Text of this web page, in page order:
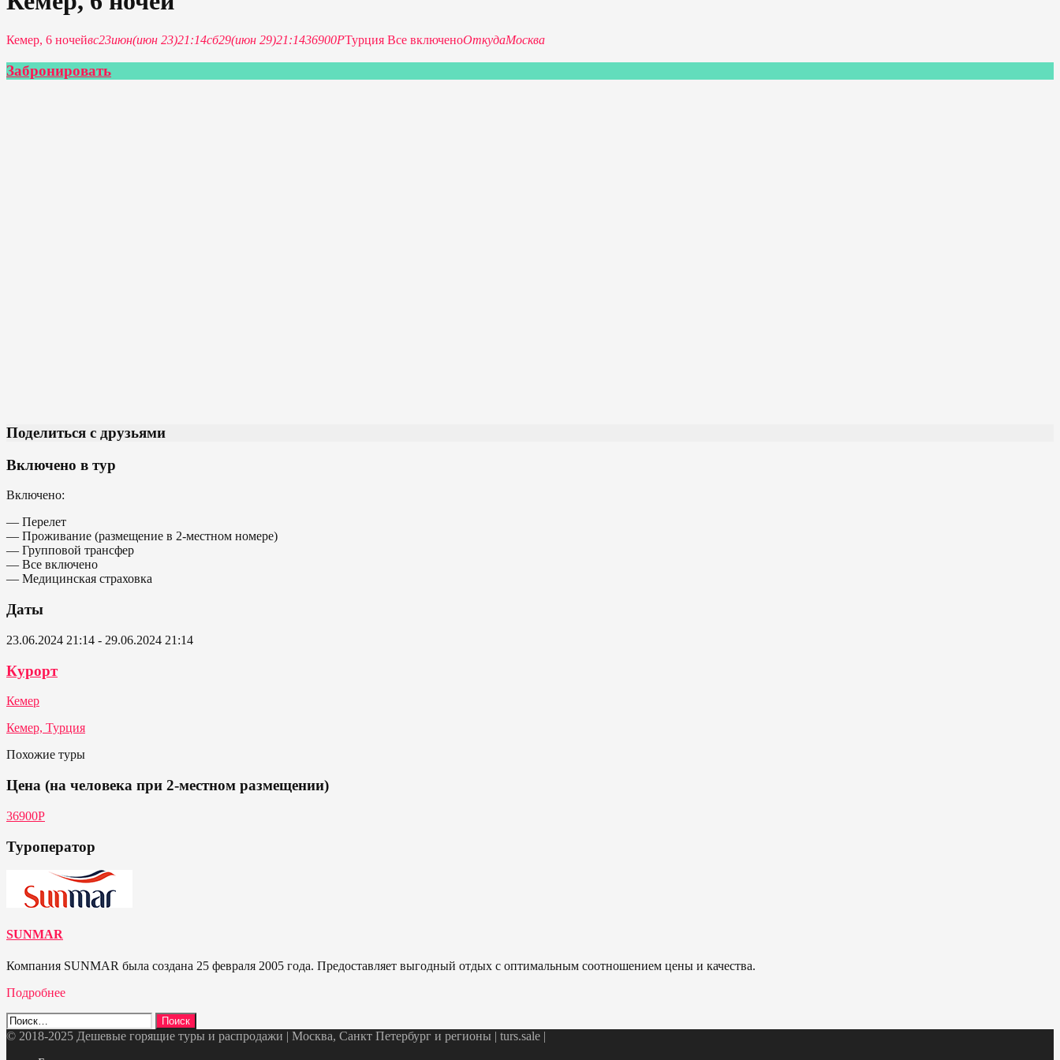
Кемер, 6 ночейвс23июн(июн 23)21:14сб29(июн 29)21:1436900РТурция Все включеноОткудаМосква
Забронировать
Поделиться с друзьями
Включено в тур
Включено:
— Перелет
— Проживание (размещение в 2-местном номере)
— Групповой трансфер
— Все включено
— Медицинская страховка
Даты
23.06.2024 21:14 - 29.06.2024 21:14
Курорт
Кемер
Кемер, Турция
Похожие туры
Цена (на человека при 2-местном размещении)
36900Р
Туроператор
SUNMAR
Компания SUNMAR была создана 25 февраля 2005 года. Предоставляет выгодный отдых с оптимальным соотношением цены и качества.
Подробнее
Найти:
© 2018-2025 Дешевые горящие туры и распродажи | Москва, Санкт Петербург и регионы | turs.sale |